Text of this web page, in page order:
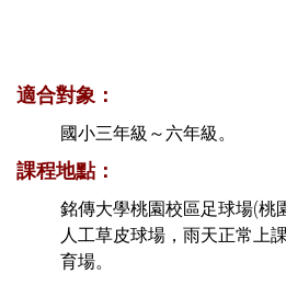
適合對象：
國小三年級～六年級。
課程地點：
銘傳大學桃園校區足球場(桃
人工草皮球場，雨天正常上
育場。